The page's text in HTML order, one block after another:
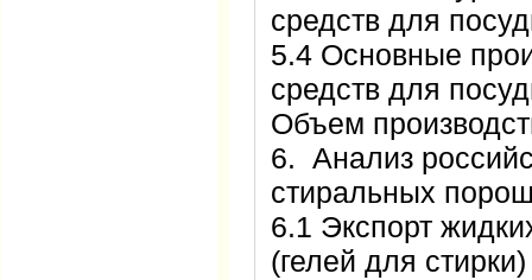
средств для
5.4 Основные
средств для
Объем
6. Анализ
стиральных
6.1 Экспорт
(гелей для стирки)